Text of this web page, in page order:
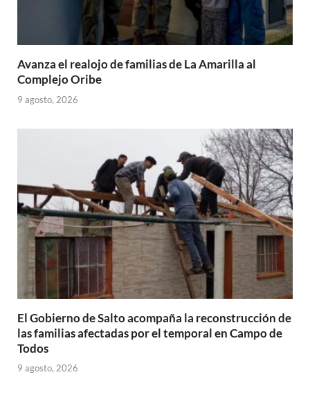
Avanza el realojo de familias de La Amarilla al
Complejo Oribe
9 agosto, 2026
El Gobierno de Salto acompaña la reconstrucción de
las familias afectadas por el temporal en Campo de
Todos
9 agosto, 2026